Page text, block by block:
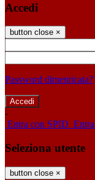
Accedi
button close ×
Password dimenticata?
-
Entra con SPID
Seleziona utente
button close ×